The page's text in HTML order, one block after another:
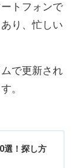
トフォンで
り、忙しい
で更新され
。
選！探し方